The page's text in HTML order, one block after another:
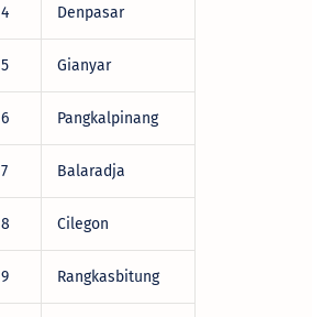
4 Denpasar
5 Gianyar
6 Pangkalpinang
7 Balaradja
8 Cilegon
9 Rangkasbitung